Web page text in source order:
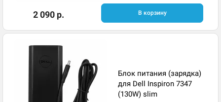
2 090 р. В корзину
Блок питания (зарядка)
для Dell Inspiron 7347
(130W) slim